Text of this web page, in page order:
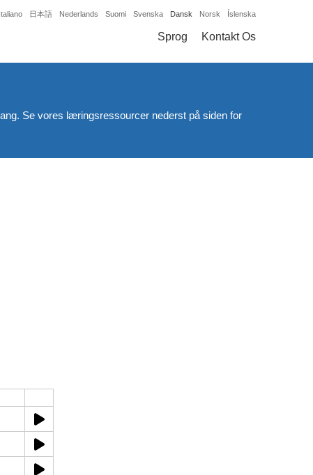
Italiano 日本語 Nederlands Suomi Svenska Dansk Norsk Íslenska
Sprog Kontakt Os
Se vores læringsressourcer nederst på siden for